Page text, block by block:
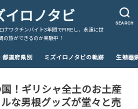
SEARCH
イロノタビ
ナワクチンバイト3年間でFIREし、永遠に世
の旅ができるのか実験中！
都道府県別 ミズイロノタビの軌跡 生殖器
！ギリシャ全土のお土産
な男根グッズが堂々と売